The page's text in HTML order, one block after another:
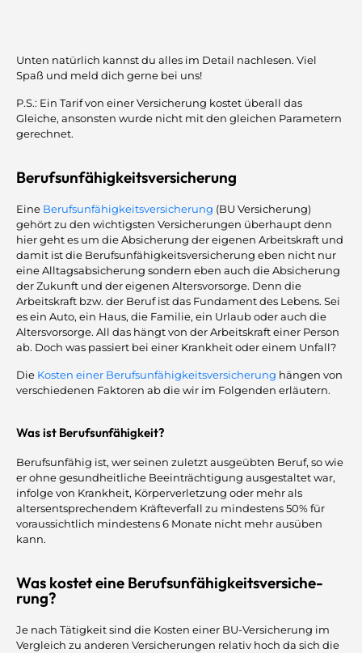
Unten natürlich kannst du alles im Detail nachlesen. Viel
Spaß und meld dich gerne bei uns!
P.S.: Ein Tarif von einer Versicherung kostet überall das
Gleiche, ansonsten wurde nicht mit den gleichen Parametern
gerechnet.
Berufsunfähigkeitsversicherung
Eine Berufsunfähigkeitsversicherung (BU Versicherung)
gehört zu den wichtigsten Versicherungen überhaupt denn
hier geht es um die Absicherung der eigenen Arbeitskraft und
damit ist die Berufsunfähigkeitsversicherung eben nicht nur
eine Alltagsabsicherung sondern eben auch die Absicherung
der Zukunft und der eigenen Altersvorsorge. Denn die
Arbeitskraft bzw. der Beruf ist das Fundament des Lebens. Sei
es ein Auto, ein Haus, die Familie, ein Urlaub oder auch die
Altersvorsorge. All das hängt von der Arbeitskraft einer Person
ab. Doch was passiert bei einer Krankheit oder einem Unfall?
Die Kosten einer Berufsunfähigkeitsversicherung hängen von
verschiedenen Faktoren ab die wir im Folgenden erläutern.
Was ist Berufsunfähigkeit?
Berufsunfähig ist, wer seinen zuletzt ausgeübten Beruf, so wie
er ohne gesundheitliche Beeinträchtigung ausgestaltet war,
infolge von Krankheit, Körperverletzung oder mehr als
altersentsprechendem Kräfteverfall zu mindestens 50% für
voraussichtlich mindestens 6 Monate nicht mehr ausüben
kann.
Was kostet eine Be­rufs­un­fä­hig­keits­ver­si­che­
rung?
Je nach Tätigkeit sind die Kosten einer BU-Versicherung im
Vergleich zu anderen Versicherungen relativ hoch da sich die